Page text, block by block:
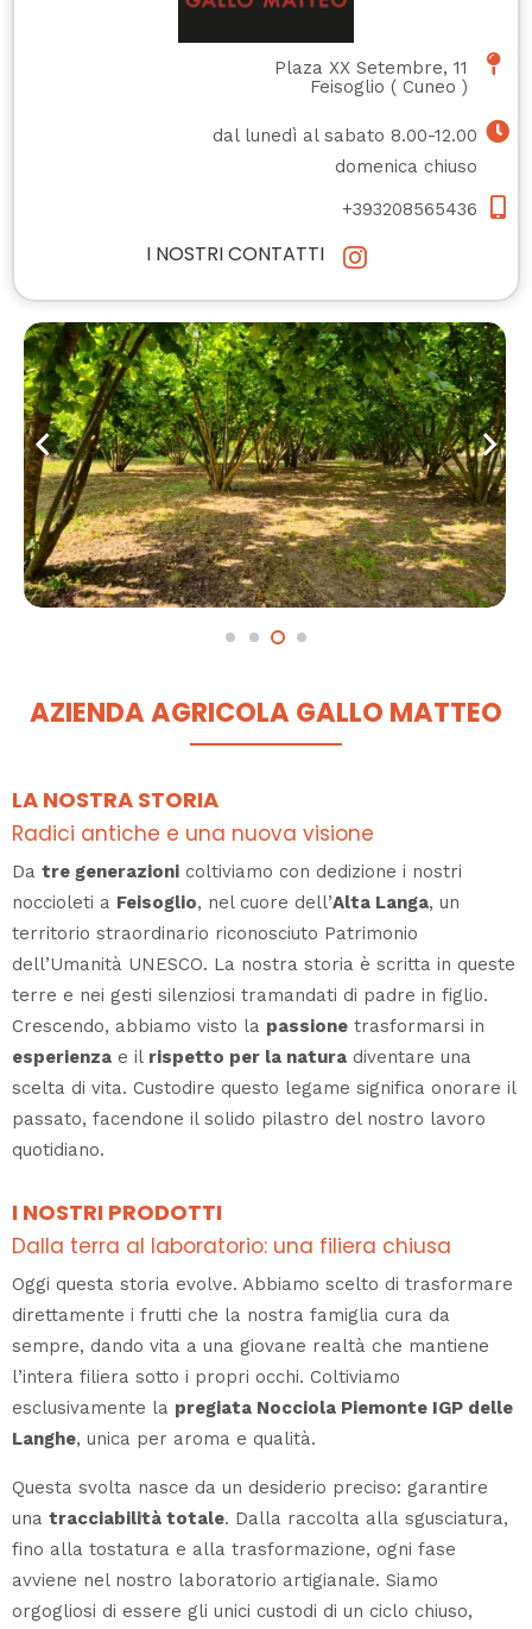
Plaza XX Setembre, 11
Feisoglio ( Cuneo )
dal lunedì al sabato 8.00-12.00
domenica chiuso
+393208565436
I NOSTRI CONTATTI
AZIENDA AGRICOLA GALLO MATTEO
LA NOSTRA STORIA
Radici antiche e una nuova visione
Da tre generazioni coltiviamo con dedizione i nostri
noccioleti a Feisoglio, nel cuore dell’Alta Langa, un
territorio straordinario riconosciuto Patrimonio
dell’Umanità UNESCO. La nostra storia è scritta in queste
terre e nei gesti silenziosi tramandati di padre in figlio.
Crescendo, abbiamo visto la passione trasformarsi in
esperienza e il rispetto per la natura diventare una
scelta di vita. Custodire questo legame significa onorare il
passato, facendone il solido pilastro del nostro lavoro
quotidiano.
I NOSTRI PRODOTTI
Dalla terra al laboratorio: una filiera chiusa
Oggi questa storia evolve. Abbiamo scelto di trasformare
direttamente i frutti che la nostra famiglia cura da
sempre, dando vita a una giovane realtà che mantiene
l’intera filiera sotto i propri occhi. Coltiviamo
esclusivamente la pregiata Nocciola Piemonte IGP delle
Langhe, unica per aroma e qualità.
Questa svolta nasce da un desiderio preciso: garantire
una tracciabilità totale. Dalla raccolta alla sgusciatura,
fino alla tostatura e alla trasformazione, ogni fase
avviene nel nostro laboratorio artigianale. Siamo
orgogliosi di essere gli unici custodi di un ciclo chiuso,